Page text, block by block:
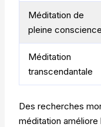
Méditation de
pleine conscience
Méditation
transcendantale
Des recherches
méditation